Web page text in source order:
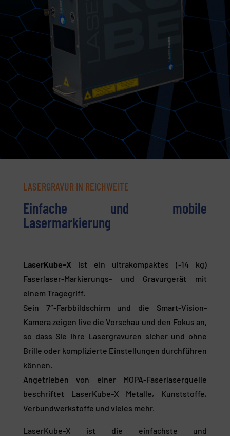
LASERGRAVUR IN REICHWEITE
Einfache und mobile
Lasermarkierung
LaserKube-Xist ein ultrakompaktes (-14 kg)
Faserlaser-Markierungs- und Gravurgerät mit
einem Tragegriff.
Sein 7″-Farbbildschirm und die Smart-Vision-
Kamera zeigen live die Vorschau und den Fokus an,
so dass Sie Ihre Lasergravuren sicher und ohne
Brille oder komplizierte Einstellungen durchführen
können.
Angetrieben von einer MOPA-Faserlaserquelle
beschriftet LaserKube-X Metalle, Kunststoffe,
Verbundwerkstoffe und vieles mehr.
LaserKube-X ist die einfachste und